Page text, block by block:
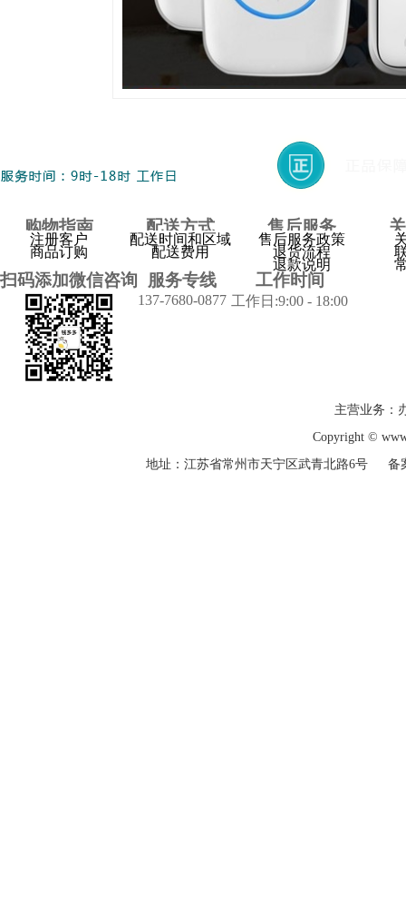
购物指南
注册客户
商品订购
配送方式
配送时间和区域
配送费用
售后服务
售后服务政策
退货流程
退款说明
扫码添加微信咨询 服务专线
137-7680-0877
工作时间
工作日:9:00 - 18:00
主营业务：
Copyright ©
地址：江苏省常州市天宁区武青北路6号 备